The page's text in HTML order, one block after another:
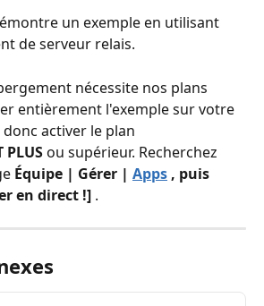
un exemple en utilisant
de serveur relais.
nécessite nos plans
entièrement l'exemple sur votre
activer le plan
PLUS ou supérieur. Recherchez
Équipe | Gérer | Apps , puis
en direct !] .